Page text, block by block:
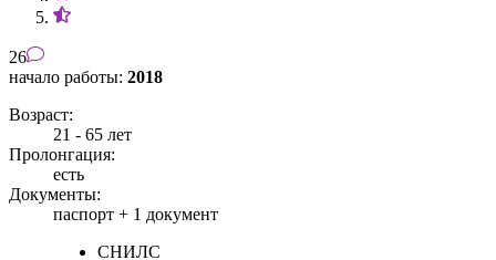
26
начало работы: 2018
Возраст:
21 - 65 лет
Пролонгация:
есть
Документы:
паспорт + 1 документ
СНИЛС